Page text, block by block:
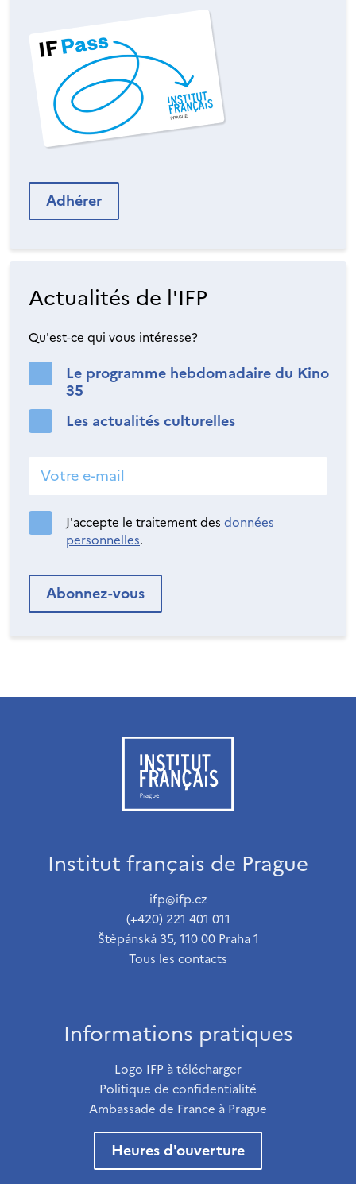
Adhérer
Actualités de l'IFP
Qu'est-ce qui vous intéresse?
Le programme hebdomadaire du Kino
35
Les actualités culturelles
J'accepte le traitement des données
personnelles.
Institut français de Prague
ifp@ifp.cz
(+420) 221 401 011
Štěpánská 35, 110 00 Praha 1
Tous les contacts
Informations pratiques
Logo IFP à télécharger
Politique de confidentialité
Ambassade de France à Prague
Heures d'ouverture